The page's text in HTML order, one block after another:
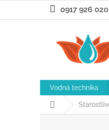
obsah
0917 926 020
Vodná technika
Domov